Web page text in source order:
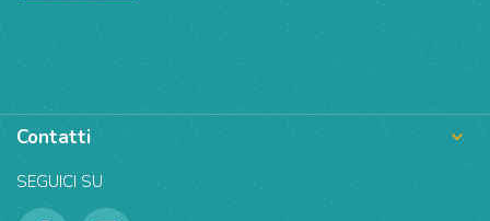
Contatti 
SEGUICI SU